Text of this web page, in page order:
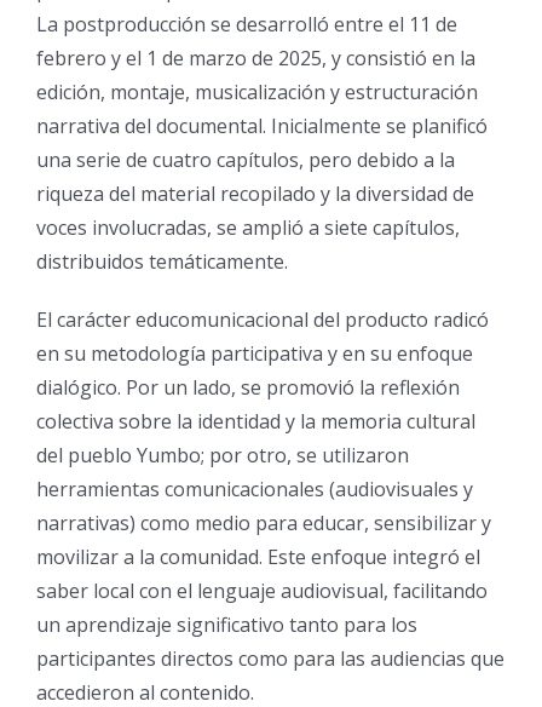
La postproducción se desarrolló entre el 11 de
febrero y el 1 de marzo de 2025, y consistió en la
edición, montaje, musicalización y estructuración
narrativa del documental. Inicialmente se planificó
una serie de cuatro capítulos, pero debido a la
riqueza del material recopilado y la diversidad de
voces involucradas, se amplió a siete capítulos,
distribuidos temáticamente.
El carácter educomunicacional del producto radicó
en su metodología participativa y en su enfoque
dialógico. Por un lado, se promovió la reflexión
colectiva sobre la identidad y la memoria cultural
del pueblo Yumbo; por otro, se utilizaron
herramientas comunicacionales (audiovisuales y
narrativas) como medio para educar, sensibilizar y
movilizar a la comunidad. Este enfoque integró el
saber local con el lenguaje audiovisual, facilitando
un aprendizaje significativo tanto para los
participantes directos como para las audiencias que
accedieron al contenido.